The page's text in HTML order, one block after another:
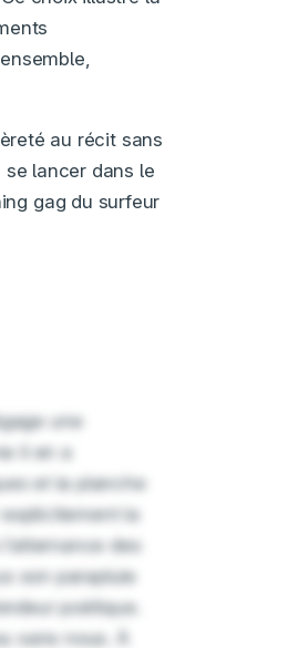
au récit sans
lancer dans le
gag du surfeur
une
il en a
et la planche
la
des
son parapluie
poétique.
sans nous. À